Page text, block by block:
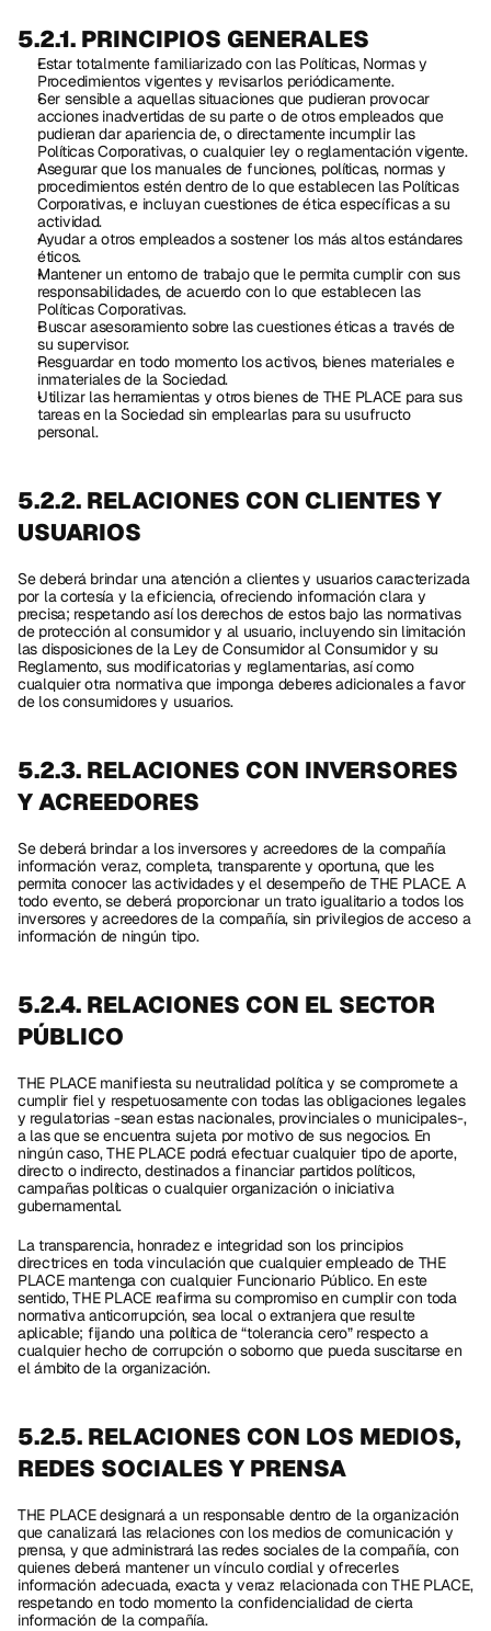
5.2.1. PRINCIPIOS GENERALES
Estar totalmente familiarizado con las Políticas, Normas y
Procedimientos vigentes y revisarlos periódicamente.
Ser sensible a aquellas situaciones que pudieran provocar
acciones inadvertidas de su parte o de otros empleados que
pudieran dar apariencia de, o directamente incumplir las
Políticas Corporativas, o cualquier ley o reglamentación vigente.
Asegurar que los manuales de funciones, políticas, normas y
procedimientos estén dentro de lo que establecen las Políticas
Corporativas, e incluyan cuestiones de ética específicas a su
actividad.
Ayudar a otros empleados a sostener los más altos estándares
éticos.
Mantener un entorno de trabajo que le permita cumplir con sus
responsabilidades, de acuerdo con lo que establecen las
Políticas Corporativas.
Buscar asesoramiento sobre las cuestiones éticas a través de
su supervisor.
Resguardar en todo momento los activos, bienes materiales e
inmateriales de la Sociedad.
Utilizar las herramientas y otros bienes de THE PLACE para sus
tareas en la Sociedad sin emplearlas para su usufructo
personal.
5.2.2. RELACIONES CON CLIENTES Y
USUARIOS
Se deberá brindar una atención a clientes y usuarios caracterizada
por la cortesía y la eficiencia, ofreciendo información clara y
precisa; respetando así los derechos de estos bajo las normativas
de protección al consumidor y al usuario, incluyendo sin limitación
las disposiciones de la Ley de Consumidor al Consumidor y su
Reglamento, sus modificatorias y reglamentarias, así como
cualquier otra normativa que imponga deberes adicionales a favor
de los consumidores y usuarios.
5.2.3. RELACIONES CON INVERSORES
Y ACREEDORES
Se deberá brindar a los inversores y acreedores de la compañía
información veraz, completa, transparente y oportuna, que les
permita conocer las actividades y el desempeño de THE PLACE. A
todo evento, se deberá proporcionar un trato igualitario a todos los
inversores y acreedores de la compañía, sin privilegios de acceso a
información de ningún tipo.
5.2.4. RELACIONES CON EL SECTOR
PÚBLICO
THE PLACE manifiesta su neutralidad política y se compromete a
cumplir fiel y respetuosamente con todas las obligaciones legales
y regulatorias -sean estas nacionales, provinciales o municipales-,
a las que se encuentra sujeta por motivo de sus negocios. En
ningún caso, THE PLACE podrá efectuar cualquier tipo de aporte,
directo o indirecto, destinados a financiar partidos políticos,
campañas políticas o cualquier organización o iniciativa
gubernamental.
La transparencia, honradez e integridad son los principios
directrices en toda vinculación que cualquier empleado de THE
PLACE mantenga con cualquier Funcionario Público. En este
sentido, THE PLACE reafirma su compromiso en cumplir con toda
normativa anticorrupción, sea local o extranjera que resulte
aplicable; fijando una política de “tolerancia cero” respecto a
cualquier hecho de corrupción o soborno que pueda suscitarse en
el ámbito de la organización.
5.2.5. RELACIONES CON LOS MEDIOS,
REDES SOCIALES Y PRENSA
THE PLACE designará a un responsable dentro de la organización
que canalizará las relaciones con los medios de comunicación y
prensa, y que administrará las redes sociales de la compañía, con
quienes deberá mantener un vínculo cordial y ofrecerles
información adecuada, exacta y veraz relacionada con THE PLACE,
respetando en todo momento la confidencialidad de cierta
información de la compañía.